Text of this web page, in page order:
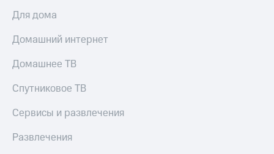
Для дома
Домашний интернет
Домашнее ТВ
Спутниковое ТВ
Сервисы и развлечения
Развлечения